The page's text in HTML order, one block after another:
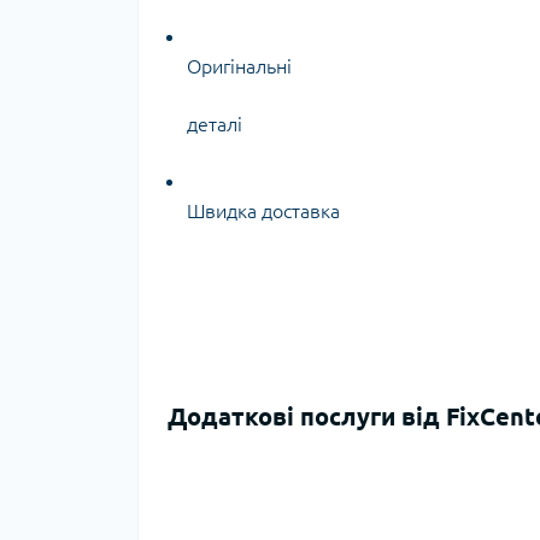
Оригінальні
деталі
Швидка доставка
Додаткові послуги від